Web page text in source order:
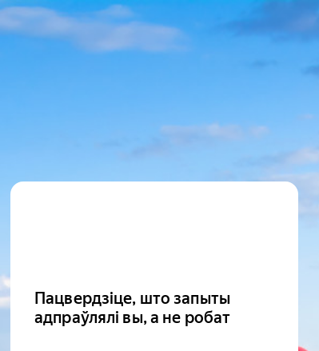
Пацвердзіце, што запыты
адпраўлялі вы, а не робат